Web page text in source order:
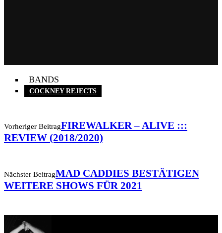
BANDS
COCKNEY REJECTS
Vorheriger BeitragFIREWALKER – ALIVE :::
REVIEW (2018/2020)
Nächster BeitragMAD CADDIES BESTÄTIGEN
WEITERE SHOWS FÜR 2021